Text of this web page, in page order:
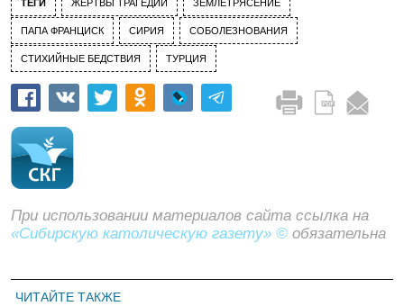
ТЕГИ ЖЕРТВЫ ТРАГЕДИИ ЗЕМЛЕТРЯСЕНИЕ
ПАПА ФРАНЦИСК СИРИЯ СОБОЛЕЗНОВАНИЯ
СТИХИЙНЫЕ БЕДСТВИЯ ТУРЦИЯ
При использовании материалов сайта ссылка на
«Сибирскую католическую газету» © обязательна
ЧИТАЙТЕ ТАКЖЕ